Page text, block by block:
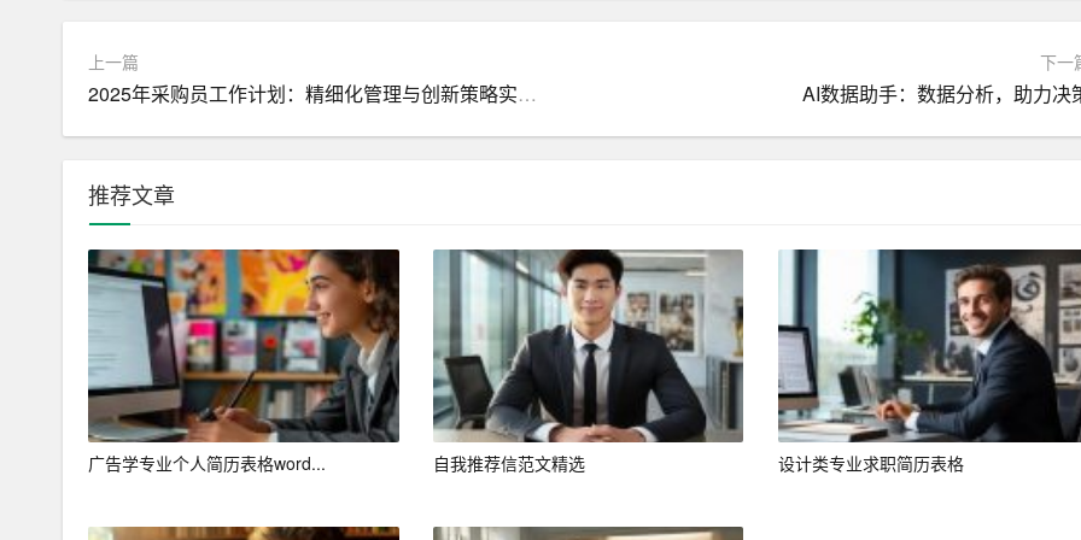
三、职业目标
目，取得CPA证书。
2. 积累实习经验：在校期间积极参加会计相关的实习，积累实际工作经验，了解企业财务管理的具体流程。
提升专业技能：通过参加各类培训和讲座，不断提升自己的会计专业技能和财务管理能力。
（二）中期目标（3-5年）
1. 进入知名企业：毕业后进入一家知名企业，担任财务助理或会计岗位，逐步提升自己的职业地位。
2. 晋升为财务主管：通过不断努力和学习，争取在3-5年内晋升为财务主管，负责公司财务管理的某个模块。
3. 拓展国际视野：考虑报考国际注册会计师（ACCA）或美国注册会计师（AICPA），提升自己的国际竞争力。
上一篇
2025年采购员工作计划：精细化管理与创新策略实现全面优化
下一
AI数据助手：数据分析，助力决
推荐文章
广告学专业个人简历表格word... 自我推荐信范文精选 设计类专业求职简历表格